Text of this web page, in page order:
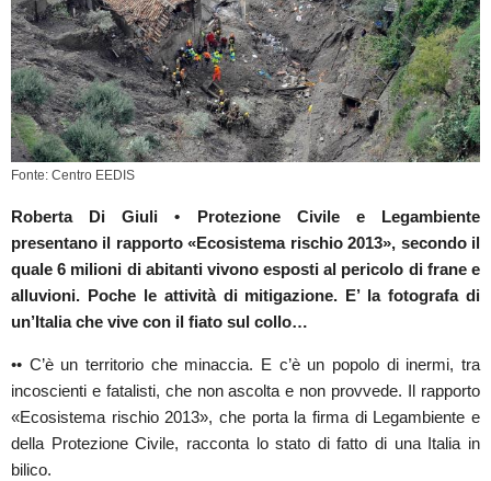
Fonte: Centro EEDIS
Roberta Di Giuli • Protezione Civile e Legambiente
presentano il rapporto «Ecosistema rischio 2013», secondo il
quale 6 milioni di abitanti vivono esposti al pericolo di frane e
alluvioni. Poche le attività di mitigazione. E’ la fotografa di
un’Italia che vive con il fiato sul collo…
•• C’è un territorio che minaccia. E c’è un popolo di inermi, tra
incoscienti e fatalisti, che non ascolta e non provvede. Il rapporto
«Ecosistema rischio 2013», che porta la firma di Legambiente e
della Protezione Civile, racconta lo stato di fatto di una Italia in
bilico.